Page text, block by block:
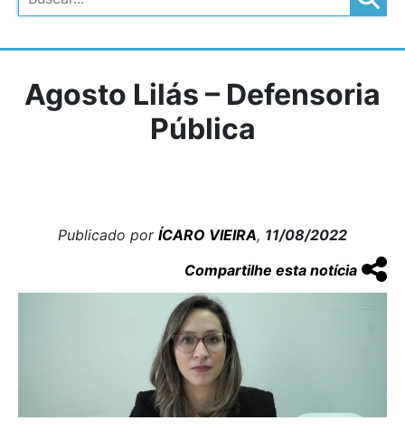
Agosto Lilás – Defensoria
Pública
Publicado por ÍCARO VIEIRA, 11/08/2022
Compartilhe esta notícia